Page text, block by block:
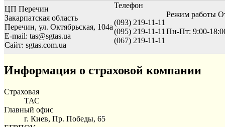
ЦП Перечин
Закарпатская область
Перечин, ул. Октябрьская, 104а
E-mail: tas@sgtas.ua
Сайт: sgtas.com.ua
Телефон
(093) 219-11-11
(095) 219-11-11
(067) 219-11-11
Режим работы
Пн-Пт: 9:00-
Информация о страховой компании
Страховая
ТАС
Главный офис
г. Киев, Пр. Победы, 65